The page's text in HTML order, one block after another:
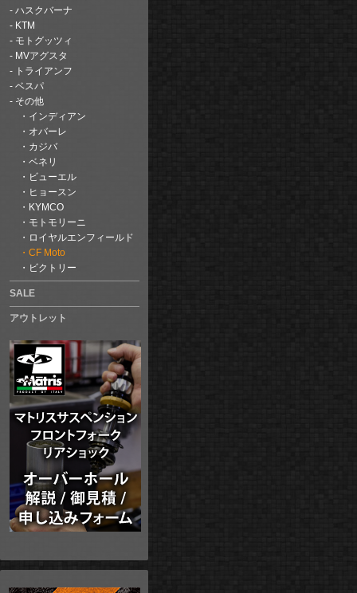
ハスクバーナ
KTM
モトグッツィ
MVアグスタ
トライアンフ
ベスパ
その他
インディアン
オバーレ
カジバ
ベネリ
ビューエル
ヒョースン
KYMCO
モトモリーニ
ロイヤルエンフィールド
CF Moto
ビクトリー
SALE
アウトレット